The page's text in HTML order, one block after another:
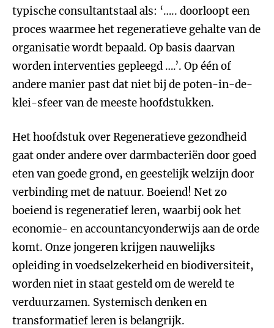
typische consultantstaal als: ‘….. doorloopt een
proces waarmee het regeneratieve gehalte van de
organisatie wordt bepaald. Op basis daarvan
worden interventies gepleegd ….’. Op één of
andere manier past dat niet bij de poten-in-de-
klei-sfeer van de meeste hoofdstukken.
Het hoofdstuk over Regeneratieve gezondheid
gaat onder andere over darmbacteriën door goed
eten van goede grond, en geestelijk welzijn door
verbinding met de natuur. Boeiend! Net zo
boeiend is regeneratief leren, waarbij ook het
economie- en accountancyonderwijs aan de orde
komt. Onze jongeren krijgen nauwelijks
opleiding in voedselzekerheid en biodiversiteit,
worden niet in staat gesteld om de wereld te
verduurzamen. Systemisch denken en
transformatief leren is belangrijk.